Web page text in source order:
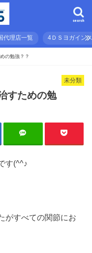
search
代理店一覧 4ＤＳヨガイン
の勉強？？
未分類
すための勉
す(^^♪
がすべての関節にお